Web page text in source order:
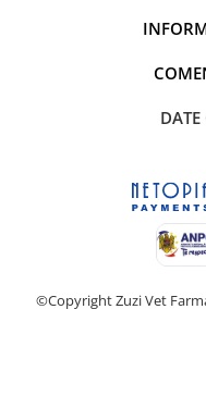
©Copyright Zuzi Vet